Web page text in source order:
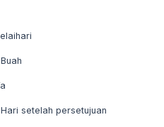
Buah
Hari setelah persetujuan